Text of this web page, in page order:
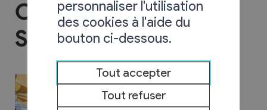
Chez Maria et
Stéphane
personnaliser l'utilisation
des cookies à l'aide du
bouton ci-dessous.
Tout accepter
Tout refuser